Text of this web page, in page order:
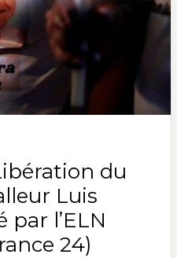
du
Luis
par l’ELN
24)